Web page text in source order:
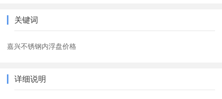
关键词
嘉兴不锈钢内浮盘价格
详细说明